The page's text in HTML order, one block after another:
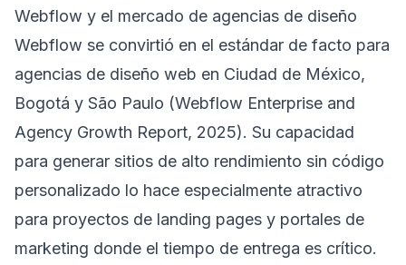
Webflow y el mercado de agencias de diseño
Webflow se convirtió en el estándar de facto para
agencias de diseño web en Ciudad de México,
Bogotá y São Paulo (Webflow Enterprise and
Agency Growth Report, 2025). Su capacidad
para generar sitios de alto rendimiento sin código
personalizado lo hace especialmente atractivo
para proyectos de landing pages y portales de
marketing donde el tiempo de entrega es crítico.